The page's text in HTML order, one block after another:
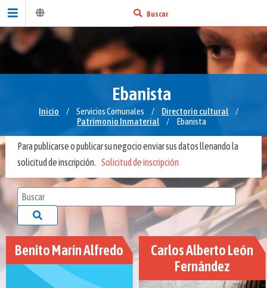
Ebanista
Inicio / Servicios Comunales / Directorio cultural
/
Patrimonio Inmaterial
/ Ebanista
Para publicarse o publicar su negocio enviar sus datos llenando la
solicitud de inscripción. Solicitud de inscripción
Benito Marín Alfredo
Carlos Alberto León
Fernández